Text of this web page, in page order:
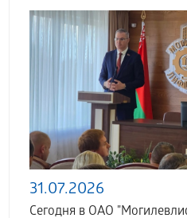
31.07.2026
Сегодня в ОАО